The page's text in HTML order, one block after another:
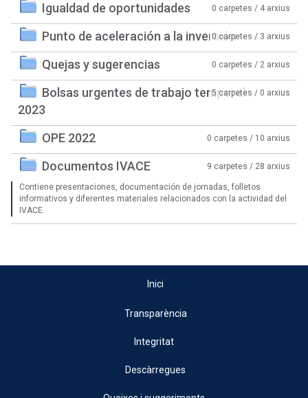
Igualdad de oportunidades 0 carpetes / 4 arxius
Punto de aceleración a la inversión0 carpetes / 3 arxius
Quejas y sugerencias 0 carpetes / 2 arxius
Bolsas urgentes de trabajo temporal
2023
5 carpetes / 0 arxius
OPE 2022 0 carpetes / 10 arxius
Documentos IVACE 9 carpetes / 28 arxius
Contiene presentaciones, documentación de jornadas, folletos
informativos y diferentes materiales relacionados con la actividad del
IVACE.
Inici
Transparència
Integritat
Descàrregues